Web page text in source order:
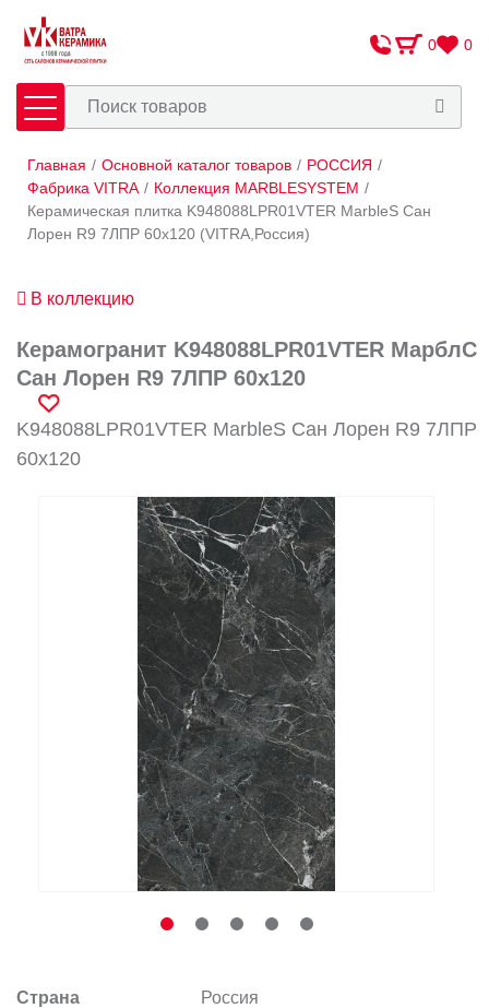
0 0
Плитка Сантехника
Оплата и доставка
Контакты
+7 (495) 532-06-30
Заказать звонок
Главная / Основной каталог товаров / РОССИЯ /
Фабрика VITRA / Коллекция MARBLESYSTEM /
Керамическая плитка K948088LPR01VTER MarbleS Сан
Лорен R9 7ЛПР 60x120 (VITRA,Россия)
В коллекцию
Керамогранит K948088LPR01VTER МарблС
Сан Лорен R9 7ЛПР 60x120
K948088LPR01VTER MarbleS Сан Лорен R9 7ЛПР
60x120
Страна
Россия